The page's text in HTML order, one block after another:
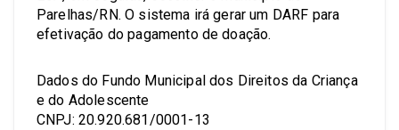
Parelhas/RN. O sistema irá gerar um DARF para
efetivação do pagamento de doação.
Dados do Fundo Municipal dos Direitos da Criança
e do Adolescente
CNPJ: 20.920.681/0001-13